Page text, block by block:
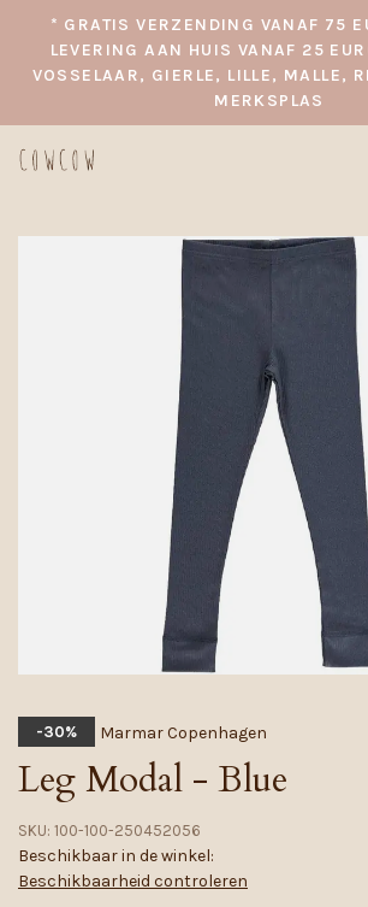
* GRATIS VERZENDING VANAF 75
LEVERING AAN HUIS VANAF 25
VOSSELAAR, GIERLE, LILLE, MALLE,
MERKSPLAS
-30% Marmar Copenhagen
Leg Modal - Blue
SKU: 100-100-250452056
Beschikbaar in de winkel:
Beschikbaarheid controleren